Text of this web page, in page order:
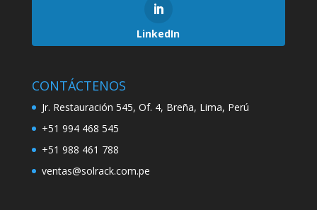
LinkedIn
CONTÁCTENOS
Jr. Restauración 545, Of. 4, Breña, Lima, Perú
+51 994 468 545
+51 988 461 788
ventas@solrack.com.pe